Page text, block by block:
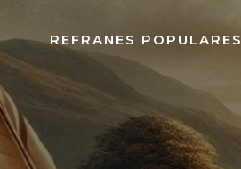
REFRANES POPULARES